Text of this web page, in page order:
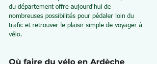
du département offre aujourd'hui de
nombreuses possibilités pour pédaler loin du
trafic et retrouver le plaisir simple de voyager à
vélo.
Où faire du vélo en Ardèche